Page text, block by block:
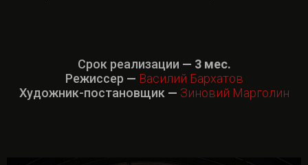
Срок реализации — 3 мес.
Режиссер — Василий Бархатов
Художник-постановщик — Зиновий Марголин